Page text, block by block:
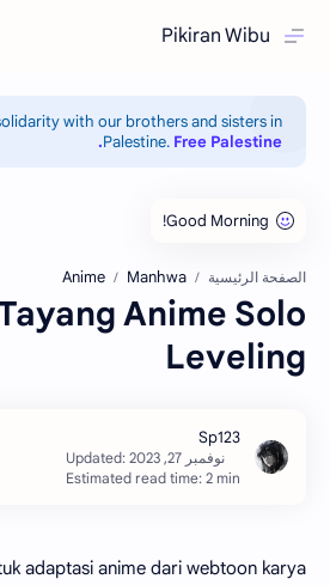
Pikiran Wibu
with our brothers and sisters in
Palestine. Free Palestine.
الصفحة الرئيسية Anime Manhwa
Anime Solo
Leveling
Estimated read time: 2 min
adaptasi anime dari webtoon karya